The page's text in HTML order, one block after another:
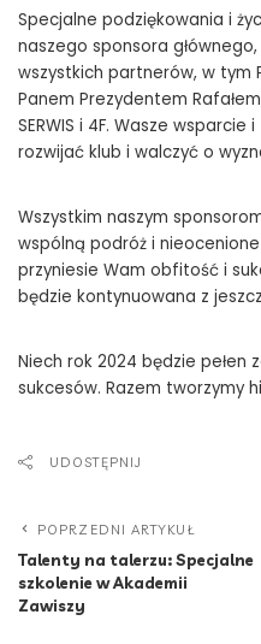
Specjalne podziękowania i
naszego sponsora głównego,
wszystkich partnerów, w tym
Panem Prezydentem Rafałem
SERWIS i 4F. Wasze
rozwijać klub i walczyć o
Wszystkim naszym
wspólną podróż i
przyniesie Wam obfitość i
będzie kontynuowana z
Niech rok 2024 będzie pełen
sukcesów. Razem tworzymy
UDOSTĘPNIJ
POPRZEDNI ARTYKUŁ
Talenty na talerzu: Specjalne
szkolenie w Akademii
Zawiszy